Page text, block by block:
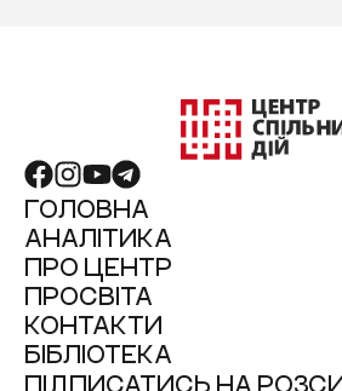
ГОЛОВНА
АНАЛІТИКА
ПРО ЦЕНТР
ПРОСВІТА
КОНТАКТИ
БІБЛІОТЕКА
ПІДПИСАТИСЬ НА